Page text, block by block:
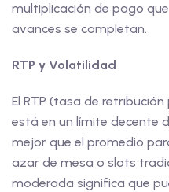
multiplicación de pago
avances se completan.
RTP y Volatilidad
El RTP (tasa de
está en un límite decente
mejor que el promedio
azar de mesa o slots
moderada significa que